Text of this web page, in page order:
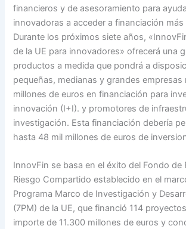
financieros y de asesoramiento para
innovadoras a acceder a financiación más
Durante los próximos siete años,
de la UE para innovadores» ofrecerá una
productos a medida que pondrá a
pequeñas, medianas y grandes
millones de euros en financiación para
innovación (I+I). y promotores de
investigación. Esta financiación debería
hasta 48 mil millones de euros de
InnovFin se basa en el éxito del Fondo de
Riesgo Compartido establecido en el
Programa Marco de Investigación y
(7PM) de la UE, que financió 114
importe de 11.300 millones de euros y